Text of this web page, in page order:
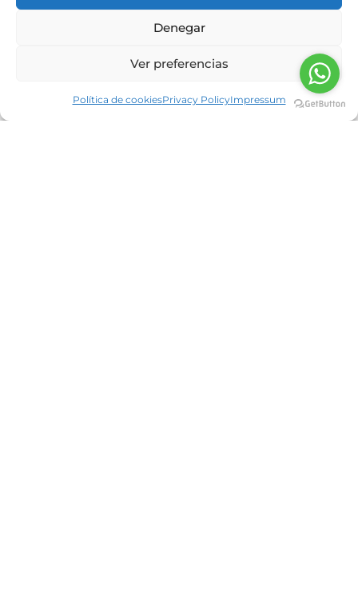
Denegar
Ver preferencias
Política de cookiesPrivacy PolicyImpressum
Attach your resumé
I have read and accept theprivacy policy